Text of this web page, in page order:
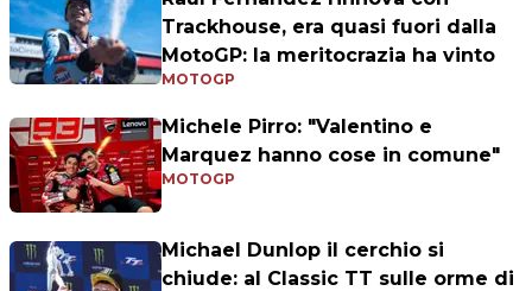
Trackhouse, era quasi fuori dalla
MotoGP: la meritocrazia ha vinto
MOTOGP
Michele Pirro: "Valentino e
Marquez hanno cose in comune"
MOTOGP
Michael Dunlop il cerchio si
chiude: al Classic TT sulle orme di